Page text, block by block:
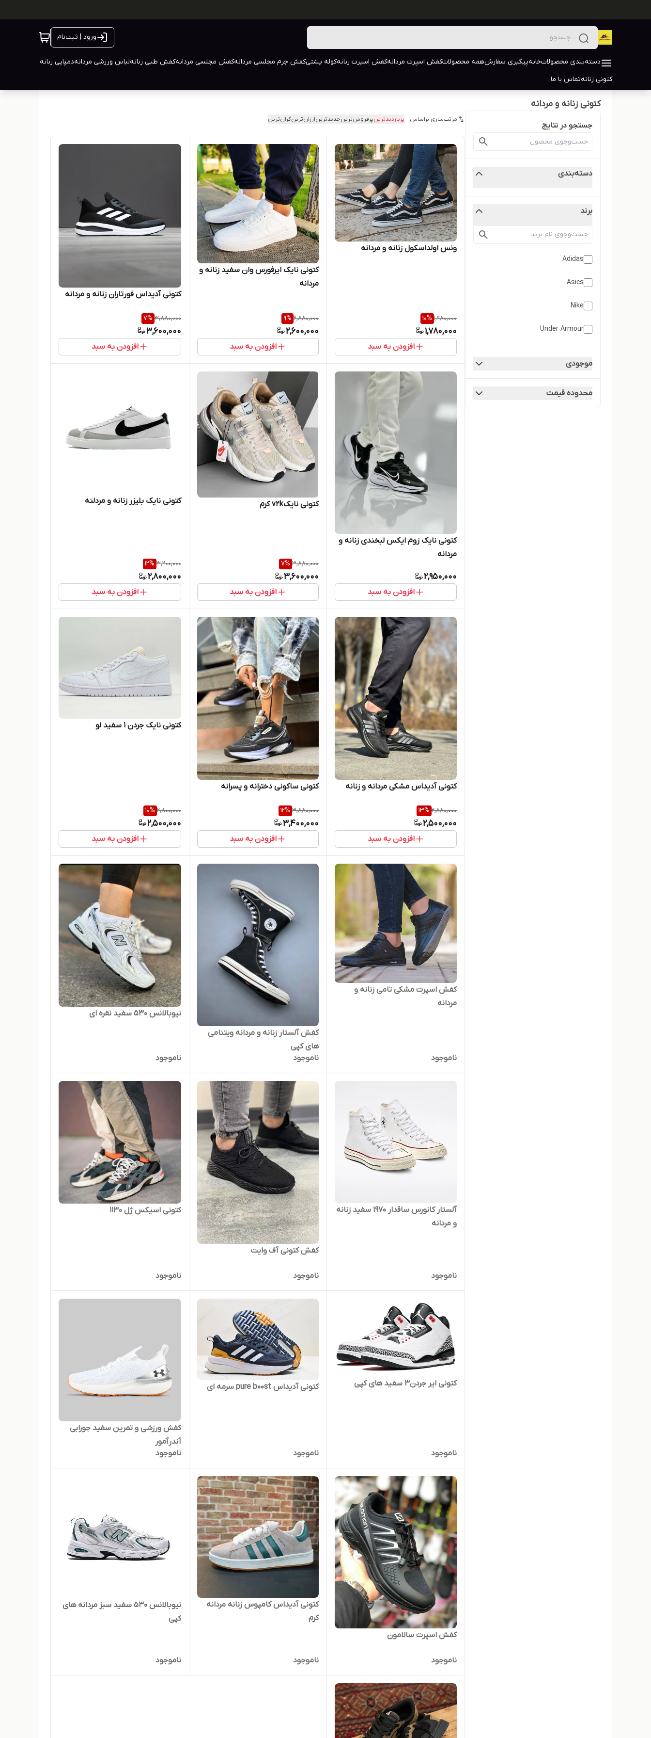
ورود | ثبت‌نام
دسته‌بندی محصولاتخانهپیگیری سفارشهمه محصولاتکفش اسپرت مردانهکفش اسپرت زنانهکوله پشتیکفش چرم مجلسی مردانهکفش مجلسی مردانهکفش طبی زنانهلباس ورزشی مردانهدمپایی زنانه
کتونی زنانهتماس با ما
کتونی زنانه و مردانه
جستجو در نتایج
دسته‌بندی
برند
Adidas
Asics
Nike
Under Armour
آدیداس
موجودی
محدوده قیمت
مرتب‌سازی براساس: پربازدیدترینپرفروش‌ترینجدیدترینارزان‌ترینگران‌ترین
ونس اولداسکول زنانه و مردانه
1,980,000
10%
1,780,000
افزودن به سبد
کتونی نایک ایرفورس وان سفید زنانه و
مردانه
2,880,000
9%
2,600,000
افزودن به سبد
کتونی آدیداس فورتاران زنانه و مردانه
3,880,000
7%
3,600,000
افزودن به سبد
کتونی نایک زوم ایکس لبخندی زنانه و
مردانه
2,950,000
افزودن به سبد
کتونی نایکv2k کرم
3,880,000
7%
3,600,000
افزودن به سبد
کتونی نایک بلیزر زنانه و مردلنه
3,200,000
12%
2,800,000
افزودن به سبد
کتونی آدیداس مشکی مردانه و زنانه
2,880,000
13%
2,500,000
افزودن به سبد
کتونی ساکونی دخترانه و پسرانه
3,880,000
12%
3,400,000
افزودن به سبد
کتونی نایک جردن ۱ سفید لو
2,800,000
10%
2,500,000
افزودن به سبد
کفش اسپرت مشکی تامی زنانه و
مردانه
ناموجود
کفش آلستار زنانه و مردانه ویتنامی
های کپی
ناموجود
نیوبالانس ۵۳۰ سفید نقره ای
ناموجود
آلستار کانورس ساقدار ۱۹۷۰ سفید زنانه
و مردانه
ناموجود
کفش کتونی آف وایت
ناموجود
کتونی اسیکس ژل 1130
ناموجود
کتونی ایر جردن۳ سفید های کپی
ناموجود
کتونی آدیداس pure b00st سرمه ای
ناموجود
کفش ورزشی و تمرین سفید جورابی
آندرآمور
ناموجود
کفش اسپرت سالامون
ناموجود
کتونی آدیداس کامپوس زنانه مردانه
کرم
ناموجود
نیوبالانس ۵۳۰ سفید سبز مردانه های
کپی
ناموجود